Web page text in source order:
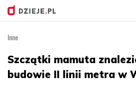
treści
Inne
Szczątki mamuta
budowie II linii metra w